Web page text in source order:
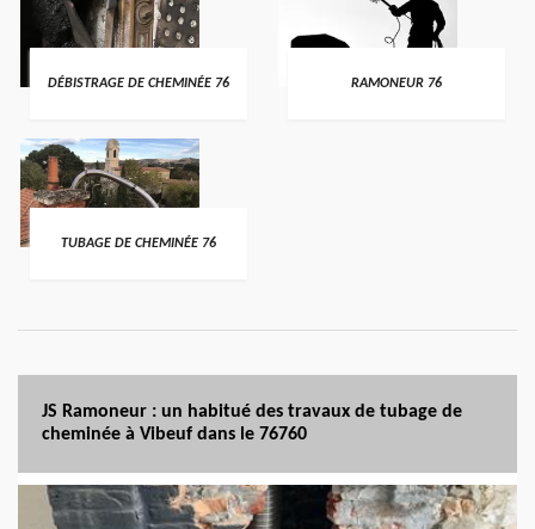
DÉBISTRAGE DE CHEMINÉE 76 RAMONEUR 76
TUBAGE DE CHEMINÉE 76
JS Ramoneur : un habitué des travaux de tubage de
cheminée à Vibeuf dans le 76760